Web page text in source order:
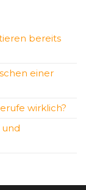
bereits
einer
wirklich?
und